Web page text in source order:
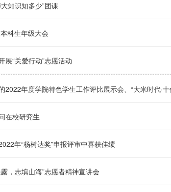
知识知多少”团课
科生年级大会
展“关爱行动”志愿活动
2022年度学院特色学生工作评比展示会、“大米时代·
在校研究生
年“杨树达奖”申报评审中喜获佳绩
，志填山海”志愿者精神宣讲会